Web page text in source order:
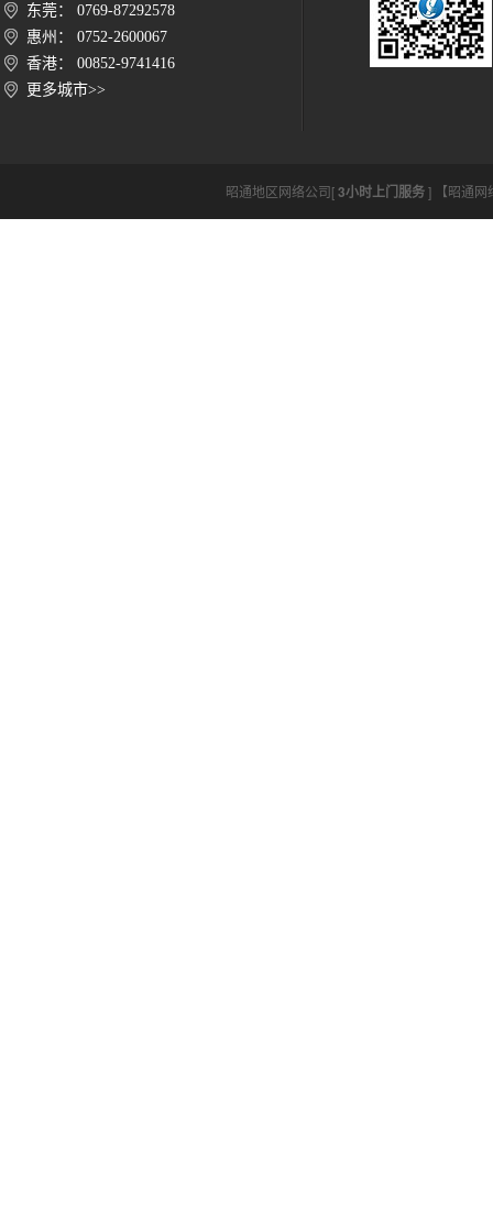
东莞： 0769-87292578
惠州： 0752-2600067
香港： 00852-9741416
更多城市>>
昭通地区网络公司[3小时上门服务] 【昭通